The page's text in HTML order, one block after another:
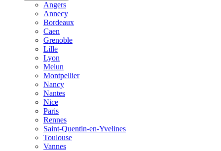
Angers
Annecy
Bordeaux
Caen
Grenoble
Lille
Lyon
Melun
Montpellier
Nancy
Nantes
Nice
Paris
Rennes
Saint-Quentin-en-Yvelines
Toulouse
Vannes